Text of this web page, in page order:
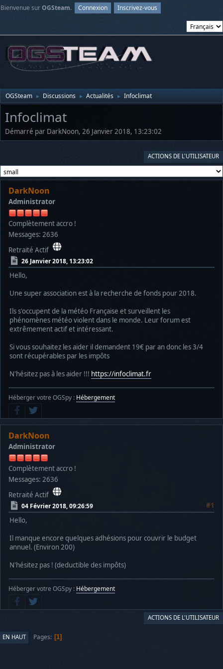
Bienvenue surOGSteam. Connexion Inscrivez-vous
OGSteam ► Discussions ► Actualités ► Infoclimat
Infoclimat
Démarré par DarkNoon, 26 Janvier 2018, 13:23:02
ACTIONS DE L'UTILISATEUR
DarkNoon
Administrator
Complètement accro !
Messages: 2636
Retraité Actif
26 Janvier 2018, 13:23:02
Hello,
Une super association est à la recherche de fonds pour 2018.
Ils s'occupent de la météo Française et surveillent les
phénomènes météo violent dans le monde. Leur forum est
extrêmement actif et intéressant.
Si vous souhaitez les aider il demandent 19€ par an donc les 3/4
sont récupérables par les impôts
N'hésitez pas à les aider !!! https://infoclimat.fr
Héberger votre OGSpy : Hébergement
DarkNoon
Administrator
Complètement accro !
Messages: 2636
Retraité Actif
04 Février 2018, 09:26:59
#1
Hello,
Il manque encore quelques adhésions pour couvrir le budget
annuel. (Environ 200)
N'hésitez pas ! (deductible des impôts)
Héberger votre OGSpy : Hébergement
ACTIONS DE L'UTILISATEUR
EN HAUT Pages 1